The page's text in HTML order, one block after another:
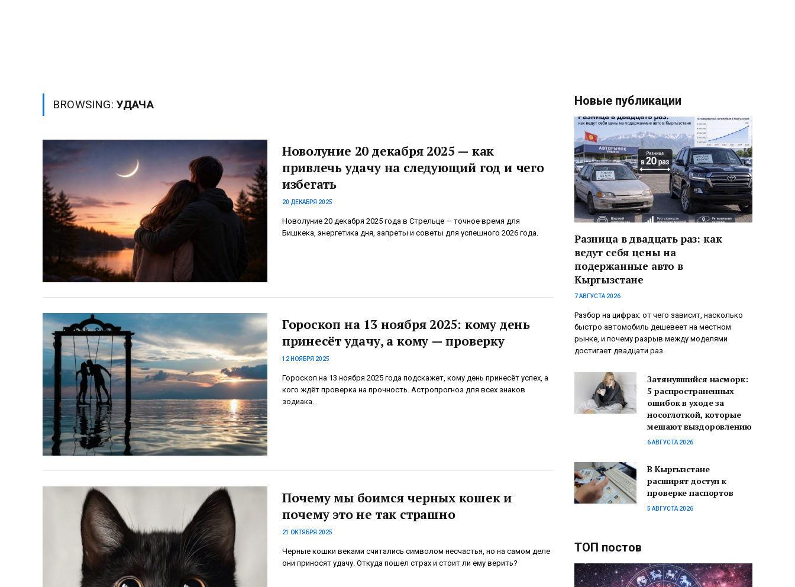
BROWSING: УДАЧА
Новолуние 20 декабря 2025 — как
привлечь удачу на следующий год и чего
избегать
20 ДЕКАБРЯ 2025
Новолуние 20 декабря 2025 года в Стрельце — точное время для
Бишкека, энергетика дня, запреты и советы для успешного 2026 года.
Гороскоп на 13 ноября 2025: кому день
принесёт удачу, а кому — проверку
12 НОЯБРЯ 2025
Гороскоп на 13 ноября 2025 года подскажет, кому день принесёт успех, а
кого ждёт проверка на прочность. Астропрогноз для всех знаков
зодиака.
Почему мы боимся черных кошек и
почему это не так страшно
21 ОКТЯБРЯ 2025
Черные кошки веками считались символом несчастья, но на самом деле
они приносят удачу. Откуда пошел страх и стоит ли ему верить?
Новые публикации
Разница в двадцать раз: как
ведут себя цены на
подержанные авто в
Кыргызстане
7 АВГУСТА 2026
Разбор на цифрах: от чего зависит, насколько
быстро автомобиль дешевеет на местном
рынке, и почему разрыв между моделями
достигает двадцати раз.
Затянувшийся насморк:
5 распространенных
ошибок в уходе за
носоглоткой, которые
мешают выздоровлению
6 АВГУСТА 2026
В Кыргызстане
расширят доступ к
проверке паспортов
5 АВГУСТА 2026
ТОП постов